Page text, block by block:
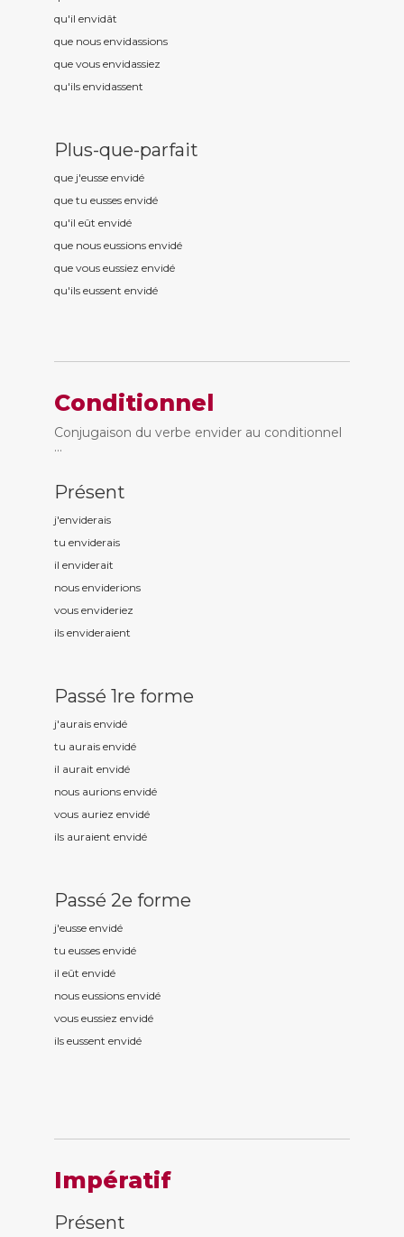
qu'il envidât
que nous envidassions
que vous envidassiez
qu'ils envidassent
Plus-que-parfait
que j'eusse envidé
que tu eusses envidé
qu'il eût envidé
que nous eussions envidé
que vous eussiez envidé
qu'ils eussent envidé
Conditionnel
Conjugaison du verbe envider au conditionnel
...
Présent
j'enviderais
tu enviderais
il enviderait
nous enviderions
vous envideriez
ils envideraient
Passé 1re forme
j'aurais envidé
tu aurais envidé
il aurait envidé
nous aurions envidé
vous auriez envidé
ils auraient envidé
Passé 2e forme
j'eusse envidé
tu eusses envidé
il eût envidé
nous eussions envidé
vous eussiez envidé
ils eussent envidé
Impératif
Présent